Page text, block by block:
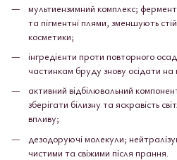
мультиензимний комплекс;
та пігментні плями, зменшують
косметики;
інгредієнти проти повторного
частинкам бруду знову осідати
активний відбілювальний
зберігати білизну та яскравість
впливу;
дезодоруючі молекули;
чистими та свіжими після прання.